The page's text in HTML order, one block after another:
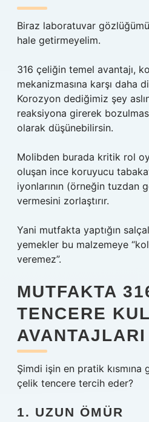
Biraz laboratuvar
hale getirmeyelim.
316 çeliğin temel avantajı,
mekanizmasına karşı daha
Korozyon dediğimiz şey
reaksiyona girerek
olarak düşünebilirsin.
Molibden burada kritik rol
oluşan ince koruyucu
iyonlarının (örneğin tuzdan
vermesini zorlaştırır.
Yani mutfakta yaptığın
yemekler bu malzemeye
veremez”.
MUTFAKTA
TENCERE
AVANTAJLARI
Şimdi işin en pratik kısmına
çelik tencere tercih eder?
1. UZUN ÖMÜR